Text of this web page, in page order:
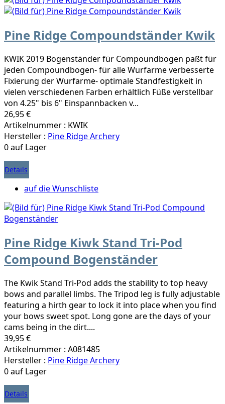
Pine Ridge Compoundständer Kwik
KWIK 2019 Bogenständer für Compoundbogen paßt für
jeden Compoundbogen- für alle Wurfarme verbesserte
Fixierung der Wurfarme- optimale Standfestigkeit in
vielen verschiedenen Farben erhältlich Füße verstellbar
von 4.25" bis 6" Einspannbacken v...
26,95 €
Artikelnummer : KWIK
Hersteller : Pine Ridge Archery
0 auf Lager
Details
auf die Wunschliste
Pine Ridge Kiwk Stand Tri-Pod
Compound Bogenständer
The Kwik Stand Tri-Pod adds the stability to top heavy
bows and parallel limbs. The Tripod leg is fully adjustable
featuring a hirth gear to lock it into place when you find
your bows sweet spot. Long gone are the days of your
cams being in the dirt....
39,95 €
Artikelnummer : A081485
Hersteller : Pine Ridge Archery
0 auf Lager
Details